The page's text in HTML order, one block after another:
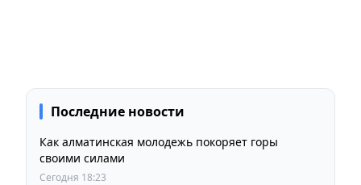
Последние новости
Как алматинская молодежь покоряет горы
своими силами
Сегодня 18:23